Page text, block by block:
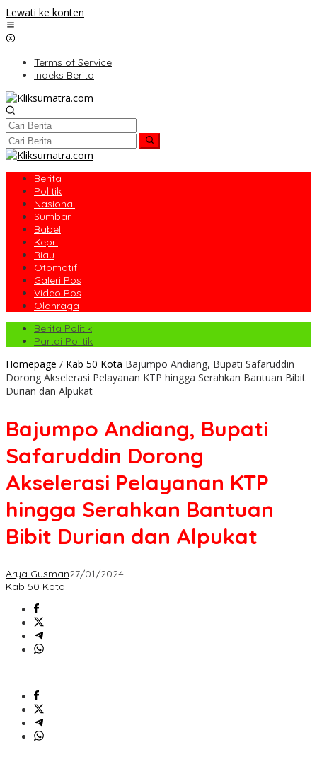
Lewati ke konten
Terms of Service
Indeks Berita
Berita
Politik
Nasional
Sumbar
Babel
Kepri
Riau
Otomatif
Galeri Pos
Video Pos
Olahraga
Berita Politik
Partai Politik
Homepage / Kab 50 Kota Bajumpo Andiang, Bupati Safaruddin
Dorong Akselerasi Pelayanan KTP hingga Serahkan Bantuan Bibit
Durian dan Alpukat
Bajumpo Andiang, Bupati
Safaruddin Dorong
Akselerasi Pelayanan KTP
hingga Serahkan Bantuan
Bibit Durian dan Alpukat
Arya Gusman27/01/2024
Kab 50 Kota